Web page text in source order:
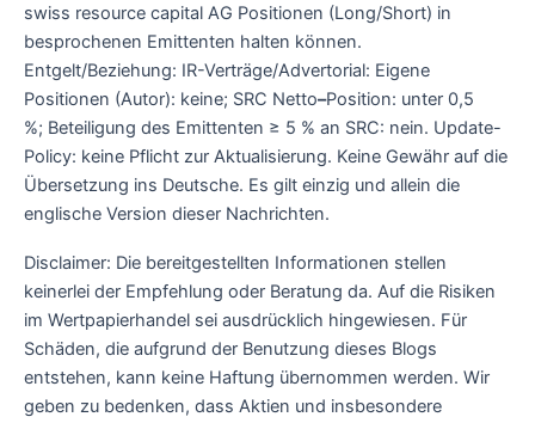
swiss resource capital AG Positionen (Long/Short) in
besprochenen Emittenten halten können.
Entgelt/Beziehung: IR-Verträge/Advertorial: Eigene
Positionen (Autor): keine; SRC Netto–Position: unter 0,5
%; Beteiligung des Emittenten ≥ 5 % an SRC: nein. Update-
Policy: keine Pflicht zur Aktualisierung. Keine Gewähr auf die
Übersetzung ins Deutsche. Es gilt einzig und allein die
englische Version dieser Nachrichten.
Disclaimer: Die bereitgestellten Informationen stellen
keinerlei der Empfehlung oder Beratung da. Auf die Risiken
im Wertpapierhandel sei ausdrücklich hingewiesen. Für
Schäden, die aufgrund der Benutzung dieses Blogs
entstehen, kann keine Haftung übernommen werden. Wir
geben zu bedenken, dass Aktien und insbesondere